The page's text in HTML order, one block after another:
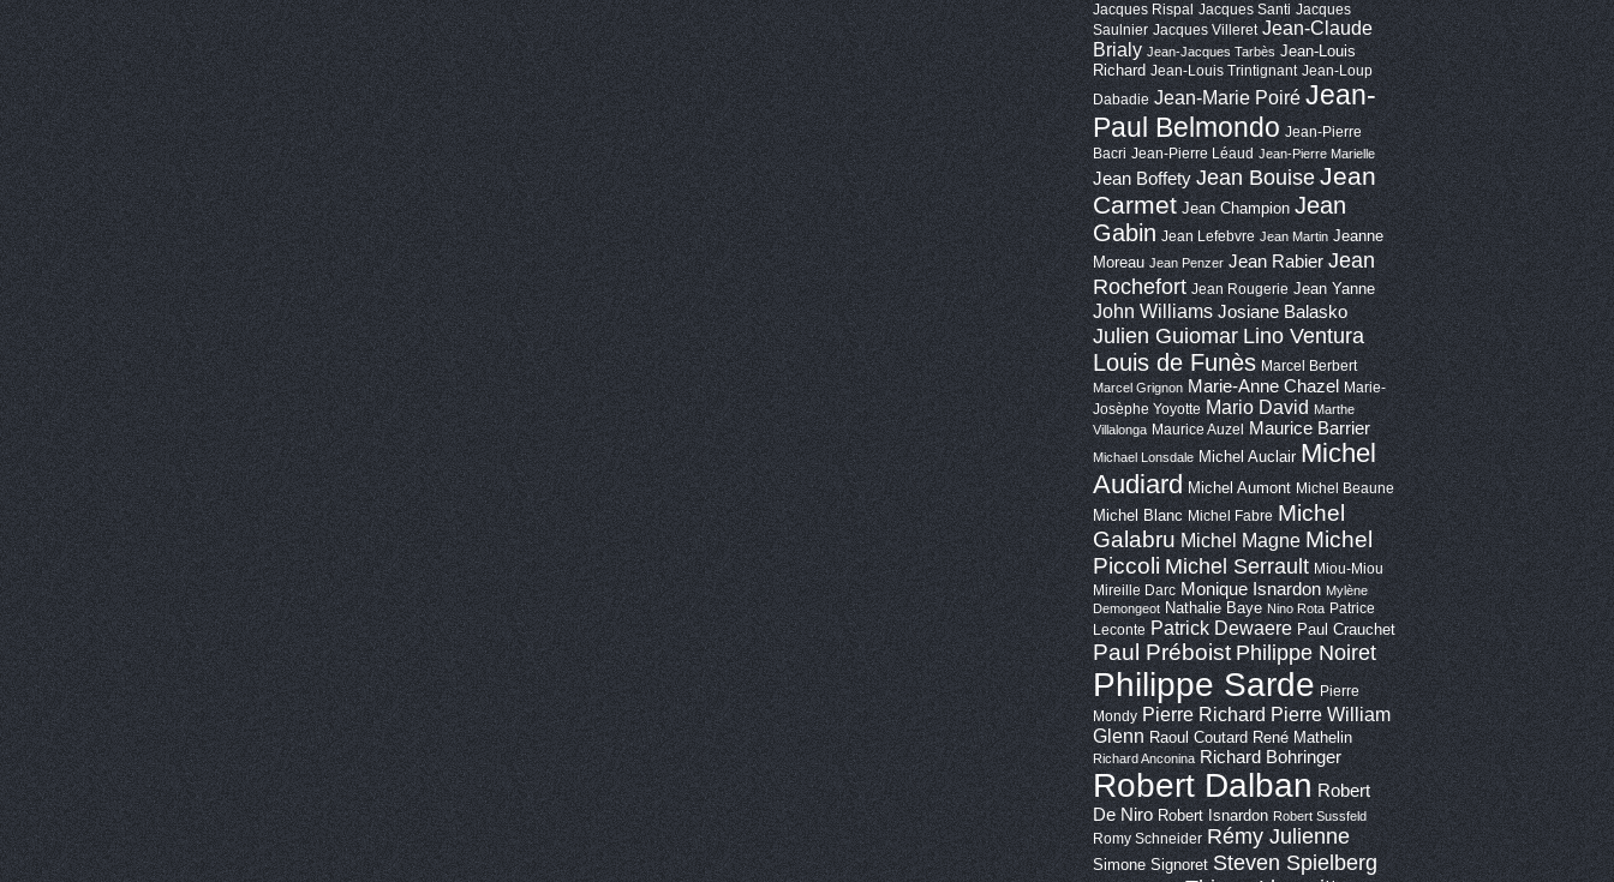
Jacques Rispal Jacques Santi Jacques
Saulnier Jacques Villeret Jean-Claude
Brialy Jean-Jacques Tarbès Jean-Louis
Richard Jean-Louis Trintignant Jean-Loup
Dabadie Jean-Marie Poiré Jean-
Paul Belmondo Jean-Pierre
Bacri Jean-Pierre Léaud Jean-Pierre Marielle
Jean Boffety Jean BouiseJean
Carmet Jean Champion Jean
Gabin Jean Lefebvre Jean Martin Jeanne
Moreau Jean Penzer Jean Rabier Jean
Rochefort Jean Rougerie Jean Yanne
John Williams Josiane Balasko
Julien Guiomar Lino Ventura
Louis de Funès Marcel Berbert
Marcel Grignon Marie-Anne Chazel
Marie-
Josèphe Yoyotte Mario David Marthe
Villalonga Maurice Auzel Maurice Barrier
Michael Lonsdale Michel Auclair Michel
Audiard Michel Aumont Michel Beaune
Michel Blanc Michel Fabre Michel
Galabru Michel Magne Michel
Piccoli Michel Serrault Miou-Miou
Mireille Darc Monique Isnardon Mylène
Demongeot Nathalie Baye Nino Rota Patrice
Leconte Patrick Dewaere Paul Crauchet
Paul Préboist Philippe Noiret
Philippe Sarde Pierre
Mondy Pierre Richard Pierre William
Glenn Raoul Coutard René Mathelin
Richard Anconina Richard Bohringer
Robert Dalban Robert
De Niro Robert Isnardon Robert Sussfeld
Romy Schneider Rémy Julienne
Simone Signoret Steven Spielberg